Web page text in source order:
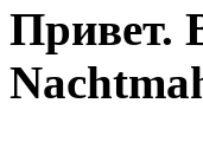
Привет.